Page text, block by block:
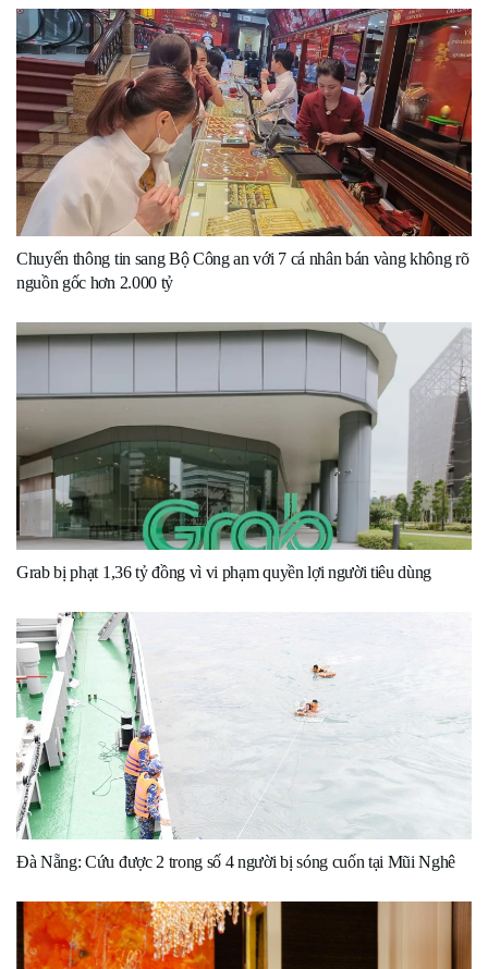
Chuyển thông tin sang Bộ Công an với 7 cá nhân bán vàng không rõ
nguồn gốc hơn 2.000 tỷ
Grab bị phạt 1,36 tỷ đồng vì vi phạm quyền lợi người tiêu dùng
Đà Nẵng: Cứu được 2 trong số 4 người bị sóng cuốn tại Mũi Nghê